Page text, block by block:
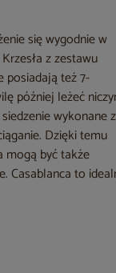
się wygodnie w
z zestawu
posiadają też 7-
później leżeć
wykonane z
Dzięki temu
mogą być także
Casablanca to